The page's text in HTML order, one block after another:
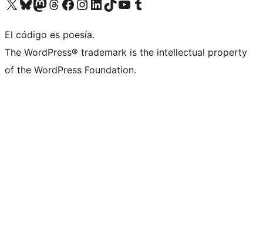
Visita nuestra cuenta de X (anteriormente Twitter)
Visita nuestra cuenta de Bluesky
Visita nuestra cuenta de Mastodon
Visita nuestra cuenta de Threads
Visita nuestra página de Facebook
Visita nuestra cuenta de Instagram
Visita nuestra cuenta de LinkedIn
Visita nuestra cuenta de TikTok
Visita nuestro canal de YouTube
Visita nuestra cuenta de Tumblr
El código es poesía.
The WordPress® trademark is the intellectual property
of the WordPress Foundation.